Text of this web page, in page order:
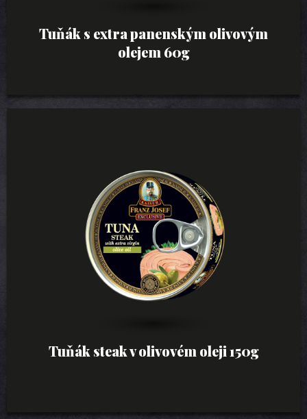
Tuňák s extra panenským olivovým
olejem 60g
Tuňák steak v olivovém oleji 150g